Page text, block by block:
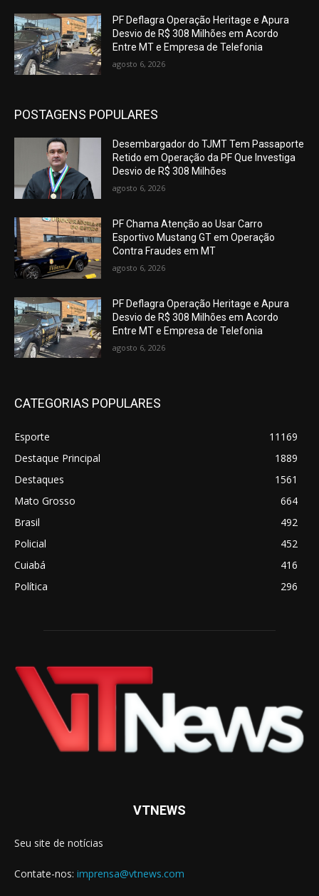
PF Deflagra Operação Heritage e Apura
Desvio de R$ 308 Milhões em Acordo
Entre MT e Empresa de Telefonia
agosto 6, 2026
POSTAGENS POPULARES
Desembargador do TJMT Tem Passaporte
Retido em Operação da PF Que Investiga
Desvio de R$ 308 Milhões
agosto 6, 2026
PF Chama Atenção ao Usar Carro
Esportivo Mustang GT em Operação
Contra Fraudes em MT
agosto 6, 2026
PF Deflagra Operação Heritage e Apura
Desvio de R$ 308 Milhões em Acordo
Entre MT e Empresa de Telefonia
agosto 6, 2026
CATEGORIAS POPULARES
Esporte
11169
Destaque Principal
1889
Destaques
1561
Mato Grosso
664
Brasil
492
Policial
452
Cuiabá
416
Política
296
VTNEWS
Seu site de notícias
Contate-nos: imprensa@vtnews.com